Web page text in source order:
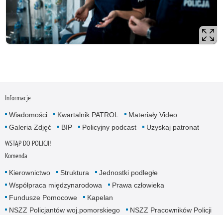
Informacje
Wiadomości Kwartalnik PATROL
Materiały Video
Galeria Zdjęć
BIP Policyjny podcast Uzyskaj patronat
WSTĄP DO POLICJI!
Komenda
Kierownictwo Struktura
Jednostki podległe
Współpraca międzynarodowa
Prawa człowieka
Fundusze Pomocowe
Kapelan
NSZZ Policjantów woj.pomorskiego
NSZZ Pracowników Policji